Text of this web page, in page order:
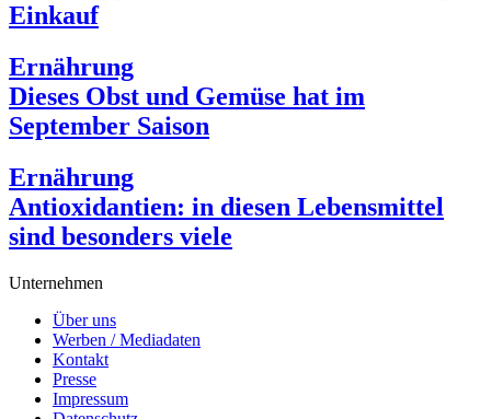
Einkauf
Ernährung
Dieses Obst und Gemüse hat im
September Saison
Ernährung
Antioxidantien: in diesen Lebensmittel
sind besonders viele
Unternehmen
Über uns
Werben / Mediadaten
Kontakt
Presse
Impressum